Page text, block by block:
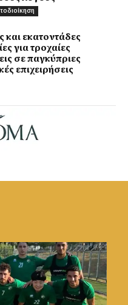
και εκατοντάδες
για τροχαίες
σε παγκύπριες
επιχειρήσεις